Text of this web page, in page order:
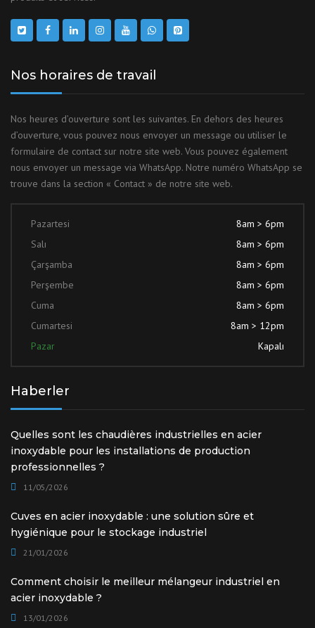
Nos horaires de travail
Nos heures d’ouverture sont les suivantes. En dehors des heures
d’ouverture, vous pouvez nous envoyer un message ou utiliser le
formulaire de contact sur notre site web. Vous pouvez également
nous envoyer un message via WhatsApp. Notre numéro WhatsApp se
trouve dans la section « Contact » de notre site web.
Pazartesi
8am > 6pm
Salı
8am > 6pm
Çarşamba
8am > 6pm
Perşembe
8am > 6pm
Cuma
8am > 6pm
Cumartesi
8am > 12pm
Pazar
Kapalı
Haberler
Quelles sont les chaudières industrielles en acier
inoxydable pour les installations de production
professionnelles ?
11/05/2026
Cuves en acier inoxydable : une solution sûre et
hygiénique pour le stockage industriel
21/01/2026
Comment choisir le meilleur mélangeur industriel en
acier inoxydable ?
13/01/2026